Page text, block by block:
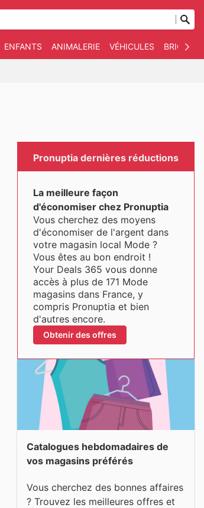
ENFANTS ANIMALERIE VÉHICULES
Pronuptia dernières réductions
La meilleure façon
d'économiser chez Pronuptia
Vous cherchez des moyens
d'économiser de l'argent dans
votre magasin local Mode ?
Vous êtes au bon endroit !
Your Deals 365 vous donne
accès à plus de 171 Mode
magasins dans France, y
compris Pronuptia et bien
d'autres encore.
Obtenir des offres
Catalogues hebdomadaires de
vos magasins préférés
Vous cherchez des bonnes affaires
? Trouvez les meilleures offres et